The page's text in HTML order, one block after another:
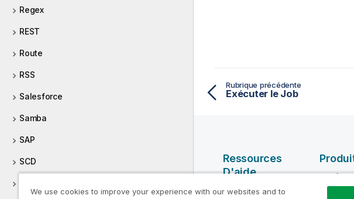
Regex
REST
Route
RSS
Salesforce
Samba
SAP
SCD
Rubrique précédente
Exécuter le Job
Ressources
D'aide
Vidéos Qlik Help
We use cookies to improve your experience with our websites and to